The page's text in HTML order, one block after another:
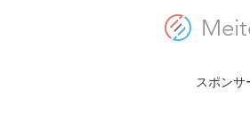
スポンサ